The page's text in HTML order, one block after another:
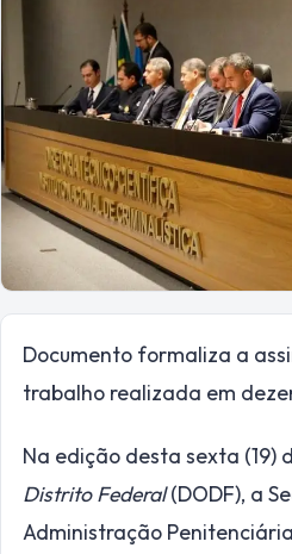
Documento formaliza a
trabalho realizada em
Na edição desta sexta (19)
Distrito Federal(DODF), a
Administração